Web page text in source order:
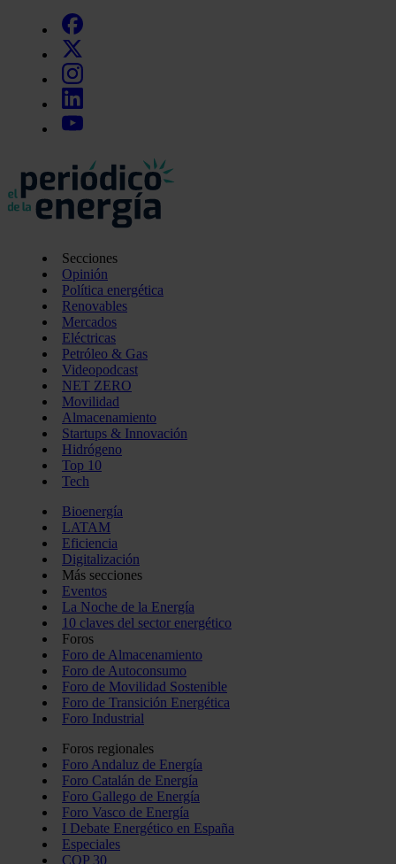
Secciones
Opinión
Política energética
Renovables
Mercados
Eléctricas
Petróleo & Gas
Videopodcast
NET ZERO
Movilidad
Almacenamiento
Startups & Innovación
Hidrógeno
Top 10
Tech
Bioenergía
LATAM
Eficiencia
Digitalización
Más secciones
Eventos
La Noche de la Energía
10 claves del sector energético
Foros
Foro de Almacenamiento
Foro de Autoconsumo
Foro de Movilidad Sostenible
Foro de Transición Energética
Foro Industrial
Foros regionales
Foro Andaluz de Energía
Foro Catalán de Energía
Foro Gallego de Energía
Foro Vasco de Energía
I Debate Energético en España
Especiales
COP 30